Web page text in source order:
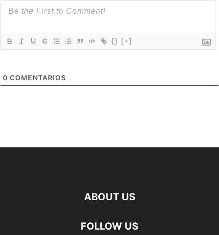
{} [+]
0 COMENTARIOS
ABOUT US
FOLLOW US